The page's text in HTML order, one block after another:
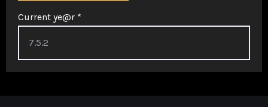
Current ye@r *